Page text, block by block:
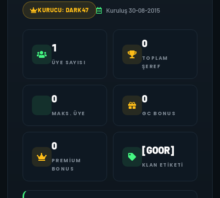
KURUCU: DARK47 Kuruluş 30-08-2015
1
ÜYE SAYISI
0
TOPLAM
ŞEREF
0
MAKS. ÜYE
0
GC BONUS
0
PREMIUM
BONUS
[GOOR]
KLAN ETIKETI